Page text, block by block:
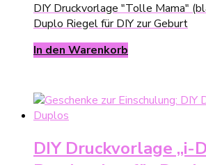
DIY Druckvorlage "Tolle Mama"
Duplo Riegel für DIY zur Geburt
In den Warenkorb
DIY Druckvorlage „i-